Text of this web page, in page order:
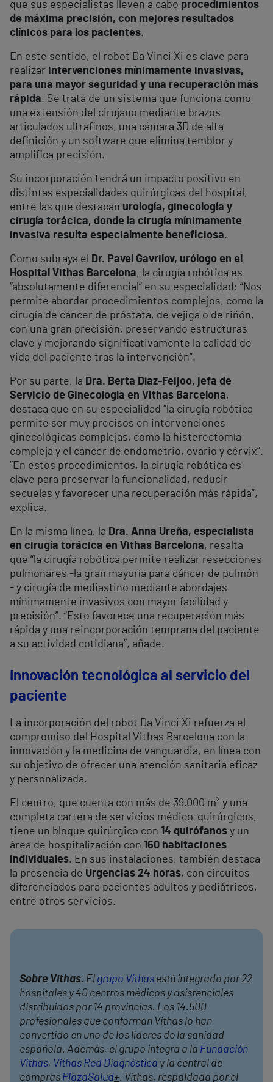
que sus especialistas lleven a cabo procedimientos
de máxima precisión, con mejores resultados
clínicos para los pacientes.
En este sentido, el robot Da Vinci Xi es clave para
realizar
intervenciones mínimamente invasivas,
para una mayor seguridad y una recuperación más
rápida. Se trata de un sistema que funciona como
una extensión del cirujano mediante brazos
articulados ultrafinos, una cámara 3D de alta
definición y un software que elimina temblor y
amplifica precisión.
Su incorporación tendrá un impacto positivo en
distintas especialidades quirúrgicas del hospital,
entre las que destacan urología, ginecología y
cirugía torácica, donde la cirugía mínimamente
invasiva resulta especialmente beneficiosa.
Como subraya el Dr. Pavel Gavrilov, urólogo en el
Hospital Vithas Barcelona, la cirugía robótica es
“absolutamente diferencial” en su especialidad: “Nos
permite abordar procedimientos complejos, como la
cirugía de cáncer de próstata, de vejiga o de riñón,
con una gran precisión, preservando estructuras
clave y mejorando significativamente la calidad de
vida del paciente tras la intervención”.
Por su parte, la Dra. Berta Díaz-Feijoo, jefa de
Servicio de Ginecología en Vithas Barcelona,
destaca que en su especialidad “la cirugía robótica
permite ser muy precisos en intervenciones
ginecológicas complejas, como la histerectomía
compleja y el cáncer de endometrio, ovario y cérvix”.
“En estos procedimientos, la cirugía robótica es
clave para preservar la funcionalidad, reducir
secuelas y favorecer una recuperación más rápida”,
explica.
En la misma línea, la Dra. Anna Ureña, especialista
en cirugía torácica en Vithas Barcelona, resalta
que “la cirugía robótica permite realizar resecciones
pulmonares -la gran mayoría para cáncer de pulmón
- y cirugía de mediastino mediante abordajes
mínimamente invasivos con mayor facilidad y
precisión”. “Esto favorece una recuperación más
rápida y una reincorporación temprana del paciente
a su actividad cotidiana”, añade.
Innovación tecnológica al servicio del
paciente
La incorporación del robot Da Vinci Xi refuerza el
compromiso del Hospital Vithas Barcelona con la
innovación y la medicina de vanguardia, en línea con
su objetivo de ofrecer una atención sanitaria eficaz
y personalizada.
El centro, que cuenta con más de 39.000 m² y una
completa cartera de servicios médico-quirúrgicos,
tiene un bloque quirúrgico con 14 quirófanos y un
área de hospitalización con 160 habitaciones
individuales. En sus instalaciones, también destaca
la presencia de Urgencias 24 horas, con circuitos
diferenciados para pacientes adultos y pediátricos,
entre otros servicios.
Sobre Vithas. El grupo Vithas está integrado por 22
hospitales y 40 centros médicos y asistenciales
distribuidos por 14 provincias. Los 14.500
profesionales que conforman Vithas lo han
convertido en uno de los líderes de la sanidad
española. Además, el grupo integra a la Fundación
Vithas, Vithas Red Diagnóstica y la central de
compras PlazaSalud+. Vithas, respaldada por el